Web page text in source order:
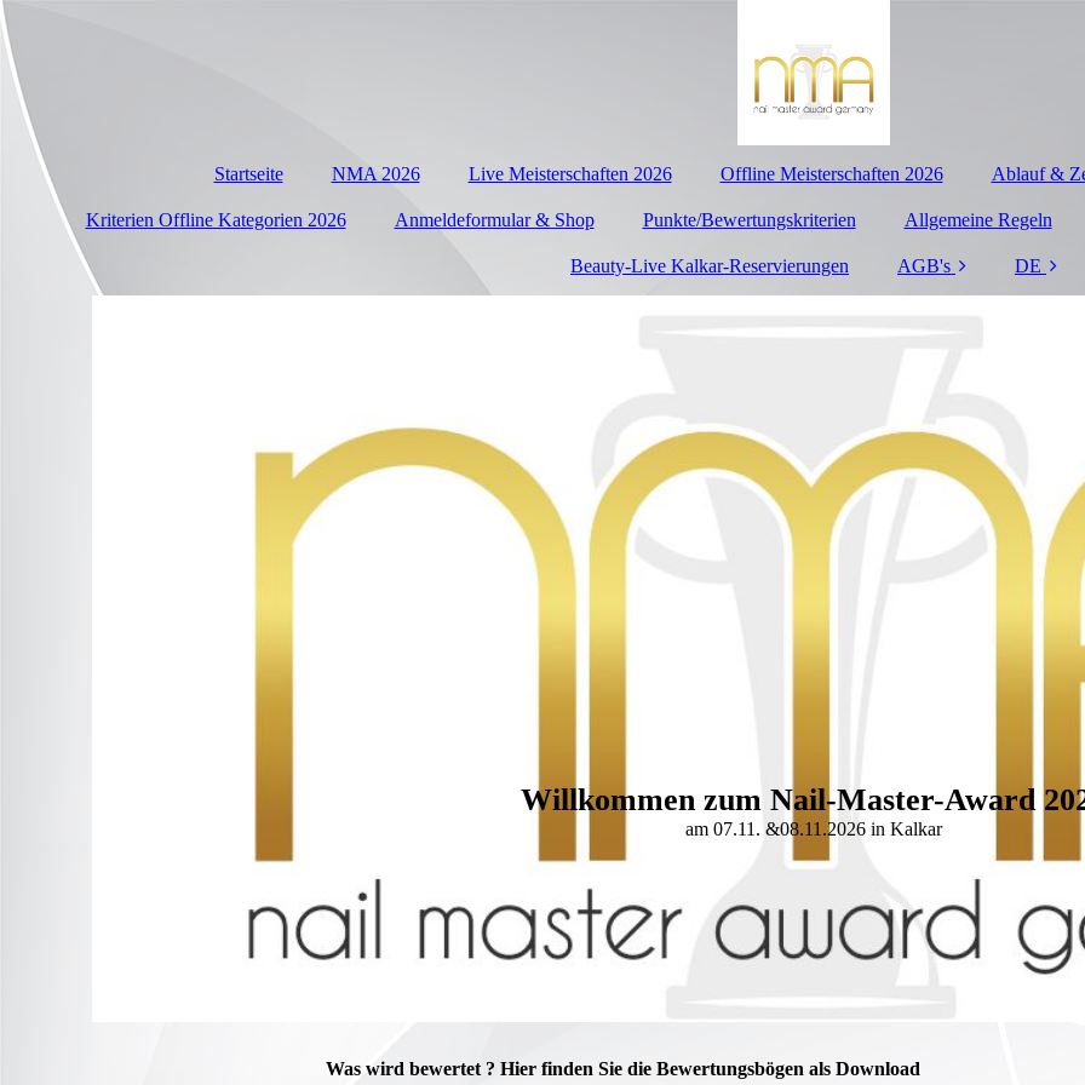
Startseite NMA 2026 Live Meisterschaften 2026 Offline Meisterschaften 2026 Ablauf &
Kriterien Offline Kategorien 2026 Anmeldeformular & Shop Punkte/Bewertungskriterien Allgemeine Regeln
Beauty-Live Kalkar-Reservierungen AGB's DE
Willkommen zum Nail-Master-Award
am 07.11. &08.11.2026 in Kalkar
Was wird bewertet ? Hier finden Sie die Bewertungsbögen als Download